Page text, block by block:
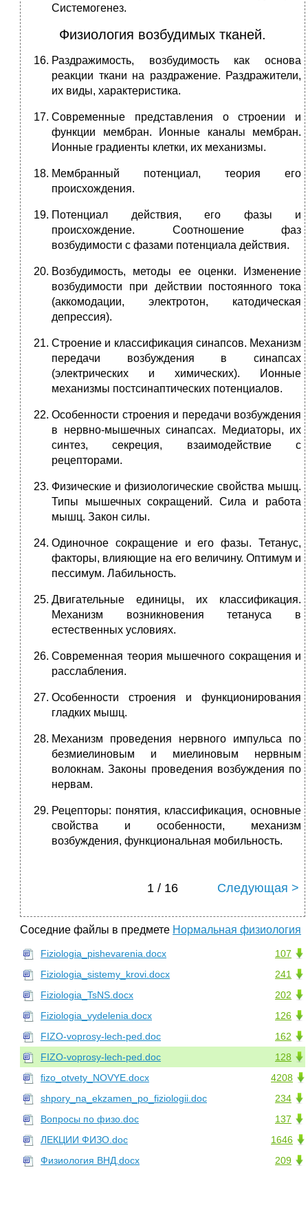
Системогенез.
Физиология возбудимых тканей.
Раздражимость, возбудимость как основа
реакции ткани на раздражение. Раздражители,
их виды, характеристика.
Современные представления о строении и
функции мембран. Ионные каналы мембран.
Ионные градиенты клетки, их механизмы.
Мембранный потенциал, теория его
происхождения.
Потенциал действия, его фазы и
происхождение. Соотношение фаз
возбудимости с фазами потенциала действия.
Возбудимость, методы ее оценки. Изменение
возбудимости при действии постоянного тока
(аккомодации, электротон, катодическая
депрессия).
Строение и классификация синапсов. Механизм
передачи возбуждения в синапсах
(электрических и химических). Ионные
механизмы постсинаптических потенциалов.
Особенности строения и передачи возбуждения
в нервно-мышечных синапсах. Медиаторы, их
синтез, секреция, взаимодействие с
рецепторами.
Физические и физиологические свойства мышц.
Типы мышечных сокращений. Сила и работа
мышц. Закон силы.
Одиночное сокращение и его фазы. Тетанус,
факторы, влияющие на его величину. Оптимум и
пессимум. Лабильность.
Двигательные единицы, их классификация.
Механизм возникновения тетануса в
естественных условиях.
Современная теория мышечного сокращения и
расслабления.
Особенности строения и функционирования
гладких мышц.
Механизм проведения нервного импульса по
безмиелиновым и миелиновым нервным
волокнам. Законы проведения возбуждения по
нервам.
Рецепторы: понятия, классификация, основные
свойства и особенности, механизм
возбуждения, функциональная мобильность.
1 / 16 Следующая >
Соседние файлы в предмете Нормальная физиология
107
Fiziologia_pishevarenia.docx
241
Fiziologia_sistemy_krovi.docx
202
Fiziologia_TsNS.docx
126
Fiziologia_vydelenia.docx
162
FIZO-voprosy-lech-ped.doc
128
FIZO-voprosy-lech-ped.doc
4208
fizo_otvety_NOVYE.docx
234
shpory_na_ekzamen_po_fiziologii.doc
137
Вопросы по физо.doc
1646
ЛЕКЦИИ ФИЗО.doc
209
Физиология ВНД.docx